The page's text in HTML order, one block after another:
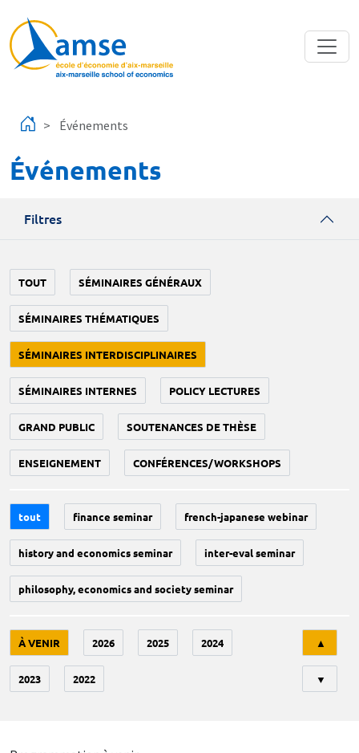
Événements
Événements
Filtres
TOUT SÉMINAIRES GÉNÉRAUX
SÉMINAIRES THÉMATIQUES
SÉMINAIRES INTERDISCIPLINAIRES
SÉMINAIRES INTERNES POLICY LECTURES
GRAND PUBLIC SOUTENANCES DE THÈSE
ENSEIGNEMENT CONFÉRENCES/WORKSHOPS
tout finance seminar french-japanese webinar
history and economics seminar inter-eval seminar
philosophy, economics and society seminar
À VENIR 2026 2025 2024
2023 2022
▲
▼